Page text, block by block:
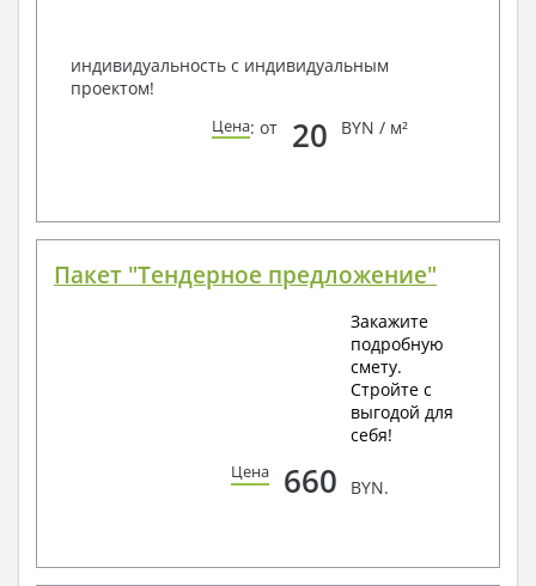
индивидуальность с индивидуальным
проектом!
Цена: от 20 BYN / м²
Пакет "Тендерное предложение"
Закажите
подробную
смету.
Стройте с
выгодой для
себя!
Цена 660 BYN.